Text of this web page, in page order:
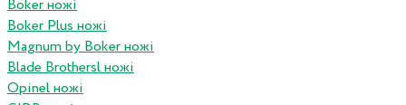
Boker ножі
Boker Plus ножі
Magnum by Boker ножі
Blade Brothersl ножі
Opinel ножі